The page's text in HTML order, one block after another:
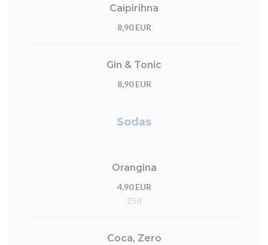
Caipirihna
8,90 EUR
Gin & Tonic
8,90 EUR
Sodas
Orangina
4,90 EUR
25cl
Coca, Zero